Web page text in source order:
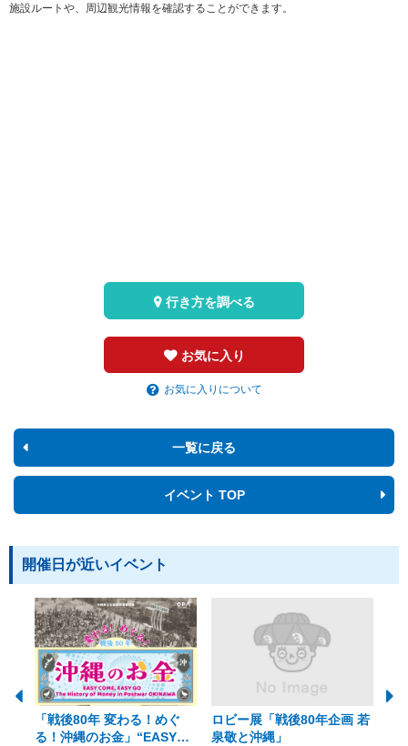
施設ルートや、周辺観光情報を確認することができます。
お気に入り
お気に入りについて
行き方を調べる
一覧に戻る
イベント TOP
開催日が近いイベント
「戦後80年 変わる！めぐ
る！沖縄のお金」“EASY
ロビー展「戦後80年企画 若
泉敬と沖縄」